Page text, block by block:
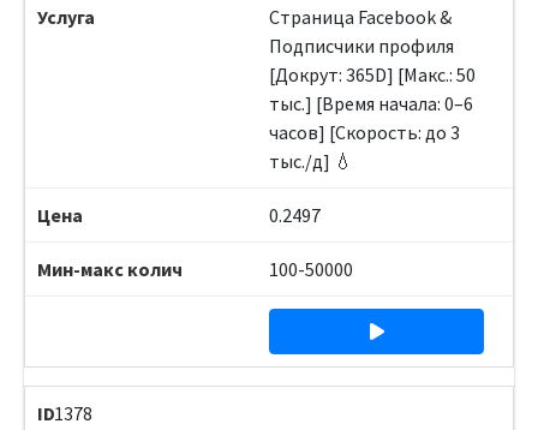
Страница Facebook &
Подписчики профиля
[Докрут: 365D] [Макс.: 50
тыс.] [Время начала: 0–6
часов] [Скорость: до 3
тыс./д] 💧
0.2497
100-50000
1378